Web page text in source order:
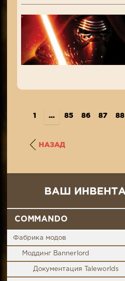
1 ... 85 86 87 88
НАЗАД
COMMANDO
Фабрика модов
Моддинг Bannerlord
Документация Taleworlds